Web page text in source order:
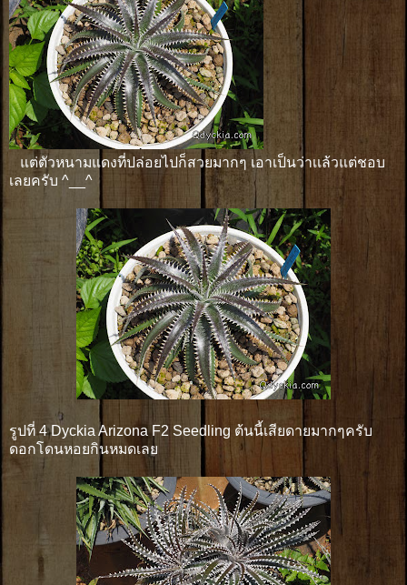
แต่ตัวหนามแดงที่ปล่อยไปก็สวยมากๆ เอาเป็นว่าเเล้วแต่ชอบ
เลยครับ ^__^
รูปที่ 4 Dyckia Arizona F2 Seedling ต้นนี้เสียดายมากๆครับ
ดอกโดนหอยกินหมดเลย